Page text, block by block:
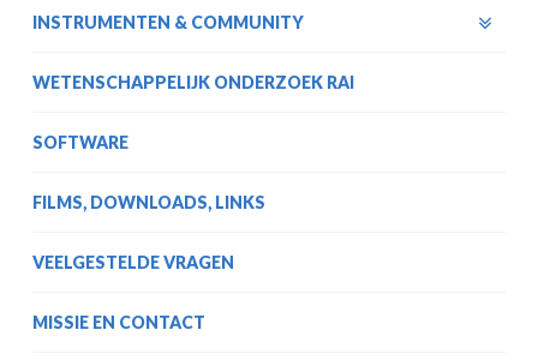
INSTRUMENTEN & COMMUNITY
WETENSCHAPPELIJK ONDERZOEK RAI
SOFTWARE
FILMS, DOWNLOADS, LINKS
VEELGESTELDE VRAGEN
MISSIE EN CONTACT